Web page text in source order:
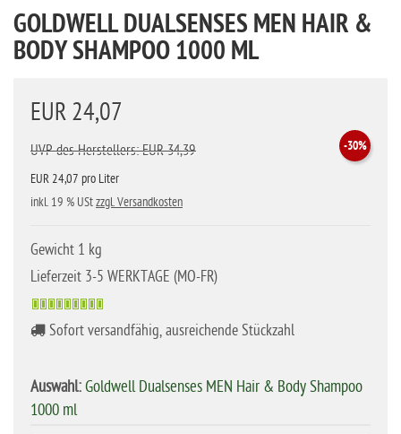
GOLDWELL DUALSENSES MEN HAIR &
BODY SHAMPOO 1000 ML
EUR 24,07
-30%
UVP des Herstellers: EUR 34,39
EUR 24,07 pro Liter
inkl. 19 % UStzzgl. Versandkosten
Gewicht 1 kg
Lieferzeit 3-5 WERKTAGE (MO-FR)
Sofort versandfähig, ausreichende Stückzahl
Auswahl:Goldwell Dualsenses MEN Hair & Body Shampoo
1000 ml